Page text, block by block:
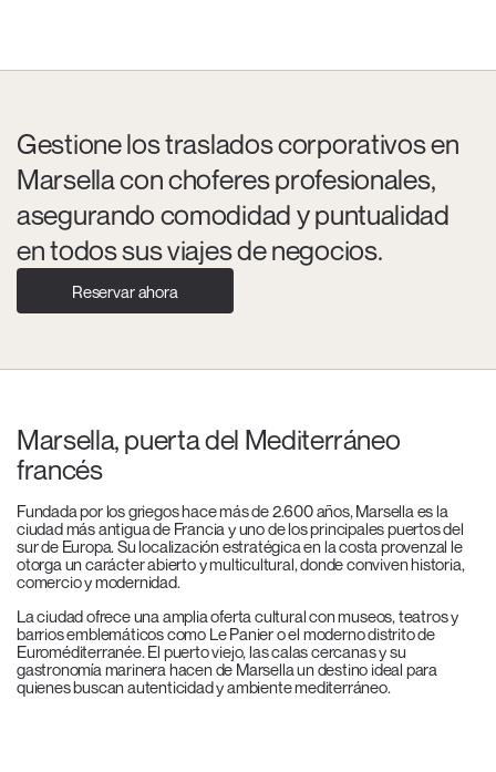
Gestione los traslados corporativos en
Marsella con choferes profesionales,
asegurando comodidad y puntualidad
en todos sus viajes de negocios.
Reservar ahora
Marsella, puerta del Mediterráneo
francés
Fundada por los griegos hace más de 2.600 años, Marsella es la
ciudad más antigua de Francia y uno de los principales puertos del
sur de Europa. Su localización estratégica en la costa provenzal le
otorga un carácter abierto y multicultural, donde conviven historia,
comercio y modernidad.
La ciudad ofrece una amplia oferta cultural con museos, teatros y
barrios emblemáticos como Le Panier o el moderno distrito de
Euroméditerranée. El puerto viejo, las calas cercanas y su
gastronomía marinera hacen de Marsella un destino ideal para
quienes buscan autenticidad y ambiente mediterráneo.